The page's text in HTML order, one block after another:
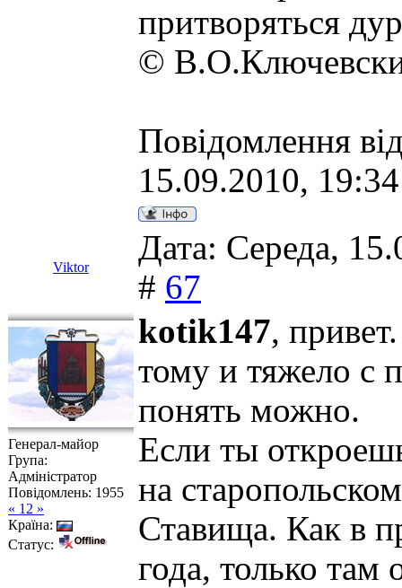
притворяться
©
Повідомлення
15.09.2010, 19:34
Viktor
Дата: Середа,
# 67
Генерал-майор
Група:
Адміністратор
Повідомлень: 1955
« 12 »
Країна:
Статус:
kotik147,
тому и тяжело с
понять можно.
Если ты
на
Ставища. Как в
года, только